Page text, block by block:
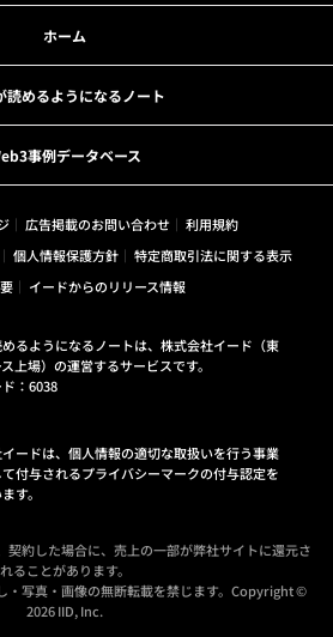
ホーム
読めるようになるノート
事例データベース
広告掲載のお問い合わせ
利用規約
個人情報保護方針
特定商取引法に関する表示
イードからのリリース情報
るようになるノートは、株式会社イード（東
上場）の運営するサービスです。
：6038
ードは、個人情報の適切な取扱いを行う事業
付与されるプライバシーマークの付与認定を
す。
約した場合に、売上の一部が弊社サイトに還元さ
れることがあります。
・写真・画像の無断転載を禁じます。Copyright ©
2026 IID, Inc.